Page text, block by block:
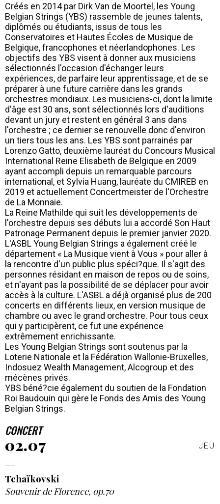
Créés en 2014 par Dirk Van de Moortel, les Young
Belgian Strings (YBS) rassemble de jeunes talents,
diplômés ou étudiants, issus de tous les
Conservatoires et Hautes Écoles de Musique de
Belgique, francophones et néerlandophones. Les
objectifs des YBS visent à donner aux musiciens
sélectionnés l'occasion d'échanger leurs
expériences, de parfaire leur apprentissage, et de se
préparer à une future carrière dans les grands
orchestres mondiaux. Les musiciens-ci, dont la limite
d'âge est 30 ans, sont sélectionnés lors d'auditions
devant un jury et restent en général 3 ans dans
l'orchestre ; ce dernier se renouvelle donc d'environ
un tiers tous les ans. Les YBS sont parrainés par
Lorenzo Gatto, deuxième lauréat du Concours Musical
International Reine Elisabeth de Belgique en 2009
ayant accompli depuis un remarquable parcours
international, et Sylvia Huang, lauréate du CMIREB en
2019 et actuellement Concertmeister de l'Orchestre
de La Monnaie.
La Reine Mathilde qui suit les développements de
l'orchestre depuis ses débuts lui a accordé Son Haut
Patronage Permanent depuis le premier janvier 2020.
L'ASBL Young Belgian Strings a également créé le
département « La Musique vient à Vous » pour aller à
la rencontre d'un public plus spéci?que. Il s'agit des
personnes résidant en maison de repos ou de soins,
et n'ayant pas la possibilité de se déplacer pour avoir
accès à la culture. L'ASBL a déjà organisé plus de 200
concerts en différents lieux, en version musique de
chambre ou avec le grand orchestre. Pour tous ceux
qui y participèrent, ce fut une expérience
extrêmement enrichissante.
Les Young Belgian Strings sont soutenus par la
Loterie Nationale et la Fédération Wallonie-Bruxelles,
Indosuez Wealth Management, Alcogroup et des
mécènes privés.
YBS béné?cie également du soutien de la Fondation
Roi Baudouin qui gère le Fonds des Amis des Young
Belgian Strings.
CONCERT
02.07 JEU
Tchaïkovski
Souvenir de Florence, op.70